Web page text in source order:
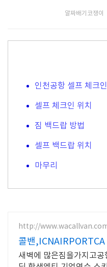
알짜배기코쟁이
인천공항 셀프 체크
셀프 체크인 위치
짐 백드랍 방법
셀프 백드랍 위치
마무리
http://
콜밴,ICNAIRPORTCA
새벽에 많은짐을가지고